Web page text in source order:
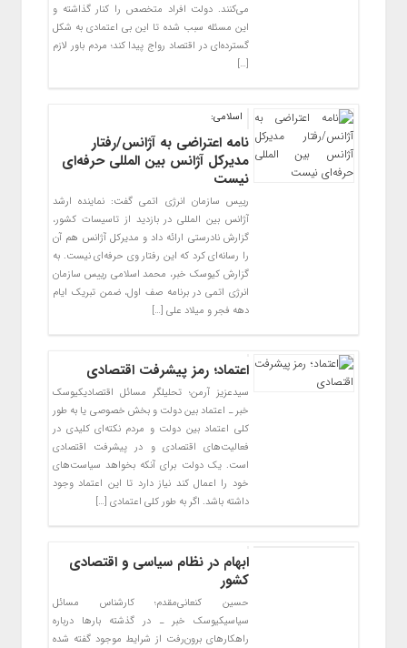
می‌کنند. دولت افراد متخصص را کنار گذاشته و
این مسئله سبب شده تا این بی اعتمادی به شکل
گسترده‌ای در اقتصاد رواج پیدا کند؛ مردم باور لازم
[…]
اسلامی:
نامه اعتراضی به آژانس/رفتار
مدیرکل آژانس بین المللی حرفه‌ای
نیست
رییس سازمان انرژی اتمی گفت: نماینده ارشد
آژانس بین المللی در بازدید از تاسیسات کشور،
گزارش نادرستی ارائه داد و مدیرکل آژانس هم آن
را رسانه‌ای کرد که این رفتار وی حرفه‌ای نیست. به
گزارش کیوسک خبر، محمد اسلامی رییس سازمان
انرژی اتمی در برنامه صف اول، ضمن تبریک ایام
دهه فجر و میلاد علی […]
اعتماد؛ رمز پیشرفت اقتصادی
سیدعزیز آرمن؛ تحلیلگر مسائل اقتصادیکیوسک
خبر ـ اعتماد بین دولت و بخش خصوصی یا به طور
کلی اعتماد بین دولت و مردم نکته‌ای کلیدی در
فعالیت‌های اقتصادی و در پیشرفت اقتصادی
است. یک دولت برای آنکه بخواهد سیاست‌های
خود را اعمال کند نیاز دارد تا این اعتماد وجود
داشته باشد. اگر به طور کلی اعتمادی […]
ابهام در نظام سیاسی و اقتصادی
کشور
حسین کنعانی‌مقدم؛ کارشناس مسائل
سیاسیکیوسک خبر ـ در گذشته بارها درباره
راهکارهای برون‌رفت از شرایط موجود گفته شده